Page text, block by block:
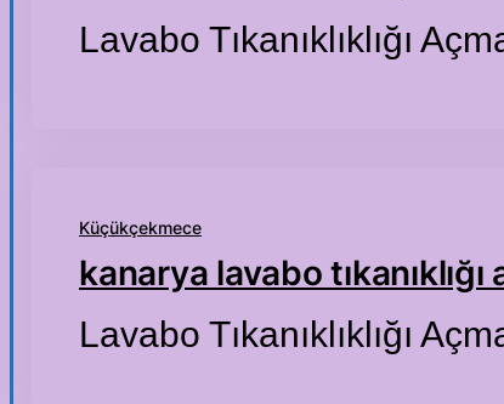
Lavabo Tıkanıklıklığı
Küçükçekmece
kanarya lavabo tıkanıklığı
Lavabo Tıkanıklıklığı